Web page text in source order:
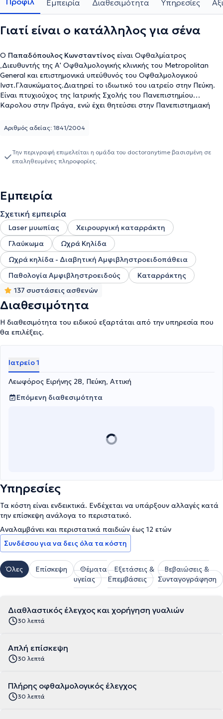
Εμπειρία Διαθεσιμότητα Υπηρεσίες
Γιατί είναι ο κατάλληλος για σένα
Ο Παπαδόπουλος Κωνσταντίνος είναι Οφθαλμίατρος
,Διευθυντής της Α' Οφθαλμολογικής κλινικής του Metropolitan
General και επιστημονικά υπεύθυνός του Οφθαλμολογικού
Ινστ.Γλαυκώματος.Διατηρεί το ιδιωτικό του ιατρείο στην Πεύκη.
Είναι πτυχιούχος της Ιατρικής Σχολής του Πανεπιστημίου
Καρολου στην Πράγα, ενώ έχει θητεύσει στην Πανεπιστημιακή
πλήθος περιστατικών που άπτονται όλου του φάσματος της
που αναλαμβάνει.
Αριθμός αδείας: 1841/2004
Την περιγραφή επιμελείται η ομάδα του doctoranytime βασισμένη σε
επαληθευμένες πληροφορίες.
Εμπειρία
Σχετική εμπειρία
Laser μυωπίας
Χειρουργική καταρράκτη
Γλαύκωμα
Ωχρά Κηλίδα
Ωχρά κηλίδα - Διαβητική Αμφιβληστροειδοπάθεια
Παθολογία Αμφιβληστροειδούς
Καταρράκτης
137 συστάσεις ασθενών
Διαθεσιμότητα
Η διαθεσιμότητα του ειδικού εξαρτάται από την υπηρεσία που
θα επιλέξεις.
Ιατρείο 1
Λεωφόρος Ειρήνης 28, Πεύκη, Αττική
Επόμενη διαθεσιμότητα
Υπηρεσίες
Τα κόστη είναι ενδεικτικά. Ενδέχεται να υπάρξουν αλλαγές κατά
την επίσκεψη ανάλογα το περιστατικό.
Αναλαμβάνει και περιστατικά παιδιών έως 12 ετών
Συνδέσου για να δεις όλα τα κόστη
Όλες Επίσκεψη
Θέματα
υγείας
Εξετάσεις &
Επεμβάσεις
Βεβαιώσεις &
Συνταγογράφηση
Διαθλαστικός έλεγχος και χορήγηση γυαλιών
30 λεπτά
Απλή επίσκεψη
30 λεπτά
Πλήρης οφθαλμολογικός έλεγχος
30 λεπτά